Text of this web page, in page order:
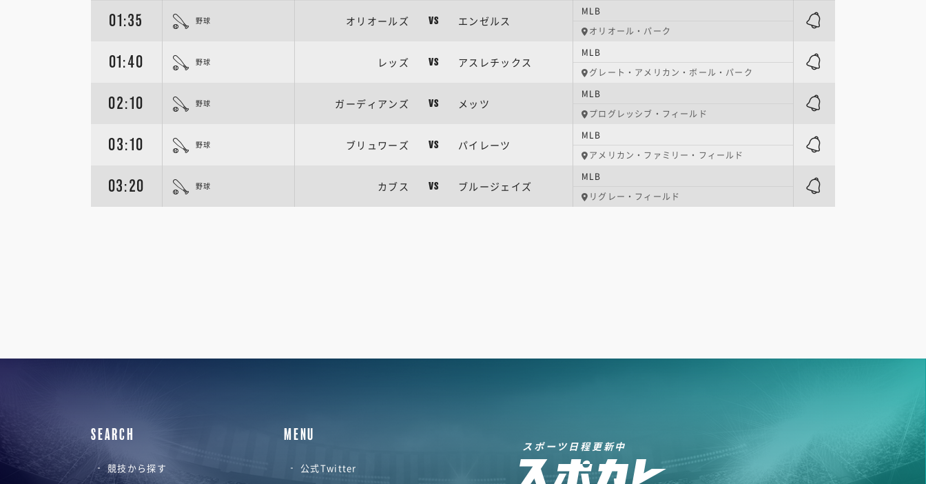
01:35 野球 オリオールズ VS エンゼルス
MLB
オリオール・パーク
01:40 野球 レッズ VS アスレチックス
MLB
グレート・アメリカン・ボール・パーク
02:10 野球 ガーディアンズ VS メッツ
MLB
プログレッシブ・フィールド
03:10 野球 ブリュワーズ VS パイレーツ
MLB
アメリカン・ファミリー・フィールド
03:20 野球 カブス VS ブルージェイズ
MLB
リグレー・フィールド
SEARCH
競技から探す
MENU
公式Twitter
スポーツ日程更新中